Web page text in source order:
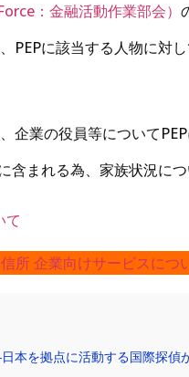
：金融活動作業部会）
PEPに該当する人物に対
企業の役員等について
含まれる為、家族状況に
て
所 企業向けサービスにつ
本を拠点に活動する国際探偵